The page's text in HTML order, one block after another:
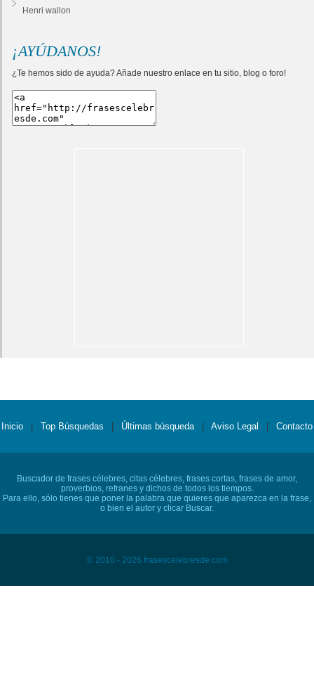
Henri wallon
¡AYÚDANOS!
¿Te hemos sido de ayuda? Añade nuestro enlace en tu sitio, blog o foro!
Inicio Top Búsquedas Últimas búsqueda Aviso Legal Contacto
Buscador de frases célebres, citas célebres, frases cortas, frases de amor,
proverbios, refranes y dichos de todos los tiempos.
Para ello, sólo tienes que poner la palabra que quieres que aparezca en la frase,
o bien el autor y clicar Buscar.
© 2010 - 2026 frasescelebresde.com